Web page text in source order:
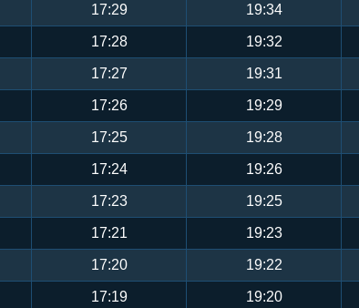
17:29 19:34
17:28 19:32
17:27 19:31
17:26 19:29
17:25 19:28
17:24 19:26
17:23 19:25
17:21 19:23
17:20 19:22
17:19 19:20